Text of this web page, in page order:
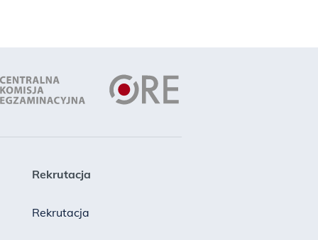
Rekrutacja
Rekrutacja